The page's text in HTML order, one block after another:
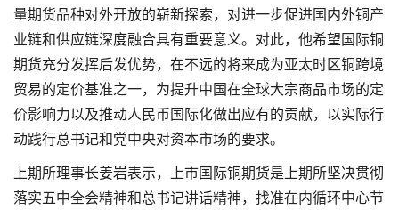
量期货品种对外开放的崭新探索，对进一步促进国内外铜产
业链和供应链深度融合具有重要意义。对此，他希望国际铜
期货充分发挥后发优势，在不远的将来成为亚太时区铜跨境
贸易的定价基准之一，为提升中国在全球大宗商品市场的定
价影响力以及推动人民币国际化做出应有的贡献，以实际行
动践行总书记和党中央对资本市场的要求。
上期所理事长姜岩表示，上市国际铜期货是上期所坚决贯彻
落实五中全会精神和总书记讲话精神，找准在内循环中心节